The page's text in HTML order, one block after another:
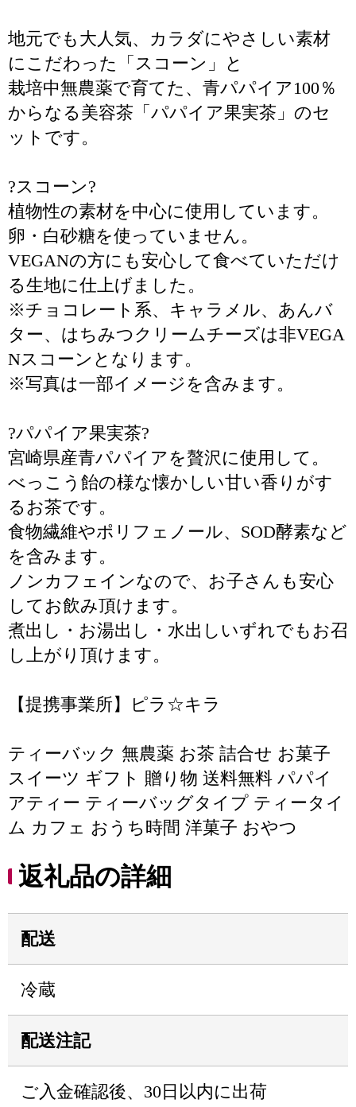
地元でも大人気、カラダにやさしい素材
にこだわった「スコーン」と
栽培中無農薬で育てた、青パパイア100％
からなる美容茶「パパイア果実茶」のセ
ットです。
?スコーン?
植物性の素材を中心に使用しています。
卵・白砂糖を使っていません。
VEGANの方にも安心して食べていただけ
る生地に仕上げました。
※チョコレート系、キャラメル、あんバ
ター、はちみつクリームチーズは非VEGA
Nスコーンとなります。
※写真は一部イメージを含みます。
?パパイア果実茶?
宮崎県産青パパイアを贅沢に使用して。
べっこう飴の様な懐かしい甘い香りがす
るお茶です。
食物繊維やポリフェノール、SOD酵素など
を含みます。
ノンカフェインなので、お子さんも安心
してお飲み頂けます。
煮出し・お湯出し・水出しいずれでもお召
し上がり頂けます。
【提携事業所】ピラ☆キラ
ティーバック 無農薬 お茶 詰合せ お菓子
スイーツ ギフト 贈り物 送料無料 パパイ
アティー ティーバッグタイプ ティータイ
ム カフェ おうち時間 洋菓子 おやつ
返礼品の詳細
配送
冷蔵
配送注記
ご入金確認後、30日以内に出荷